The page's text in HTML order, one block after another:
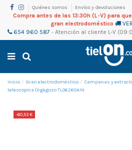
Quiénes somos Envíos y devoluciones
Compra antes de las 13:30h (L-V) para
gran electrodoméstico
654 960 587 - Atención al cliente L-V
Inicio Gran electrodoméstico Campanas y
telescopica Orgegozo TL06260AIN
-60,53 €